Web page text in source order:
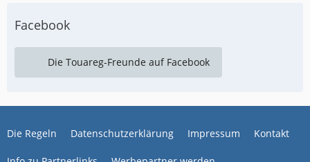
Facebook
Die Touareg-Freunde auf Facebook
Die Regeln Datenschutzerklärung Impressum Kontakt